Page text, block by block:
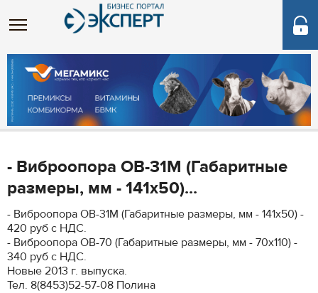
- Виброопора ОВ-31М (Габаритные
размеры, мм - 141х50)...
- Виброопора ОВ-31М (Габаритные размеры, мм - 141х50) -
420 руб с НДС.
- Виброопора ОВ-70 (Габаритные размеры, мм - 70х110) -
340 руб с НДС.
Новые 2013 г. выпуска.
Тел. 8(8453)52-57-08 Полина